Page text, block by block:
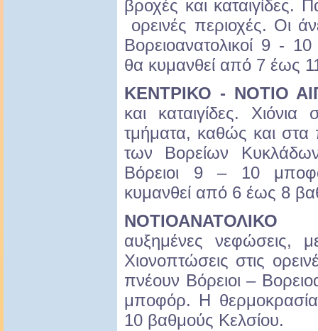
βροχές και καταιγίδες.
ορεινές περιοχές. Οι
Βορειοανατολικοί 9 -
θα κυμανθεί από 7 έως
ΚΕΝΤΡΙΚΟ - ΝΟΤΙΟ
και καταιγίδες. Χιόνια
τμήματα, καθώς και στα
των Βορείων
Βόρειοι 9 – 10
κυμανθεί από 6 έως 8
ΝΟΤΙΟΑΝΑΤΟΛΙΚΟ
αυξημένες νεφώσεις,
Χιονοπτώσεις στις
πνέουν Βόρειοι –
μποφόρ. Η
10 βαθμούς Κελσίου.